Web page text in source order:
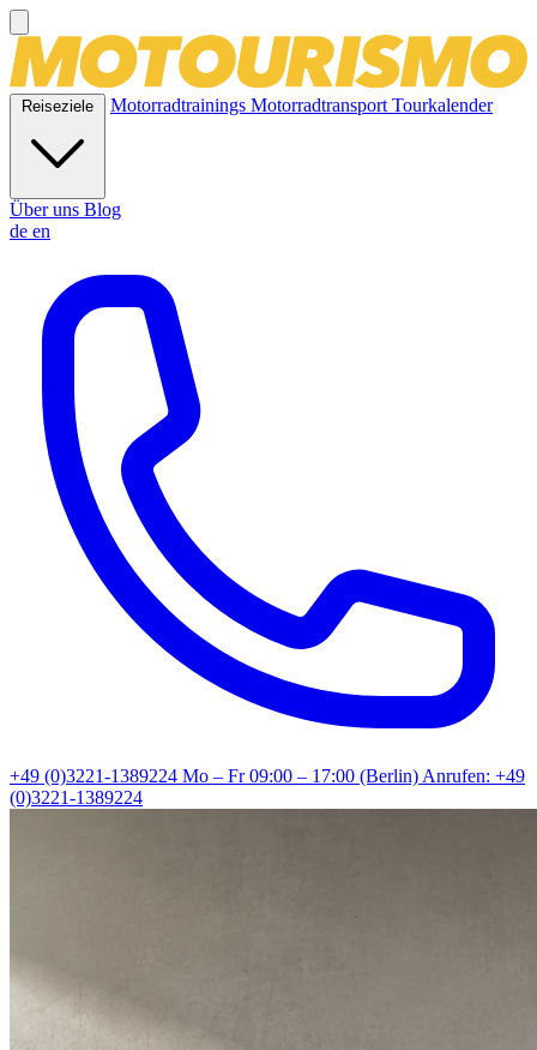
Reiseziele Motorradtrainings MotorradtransportTourkalender
Über uns Blog
de en
+49 (0)3221-1389224 Mo – Fr 09:00 – 17:00 (Berlin)Anrufen: +49
(0)3221-1389224